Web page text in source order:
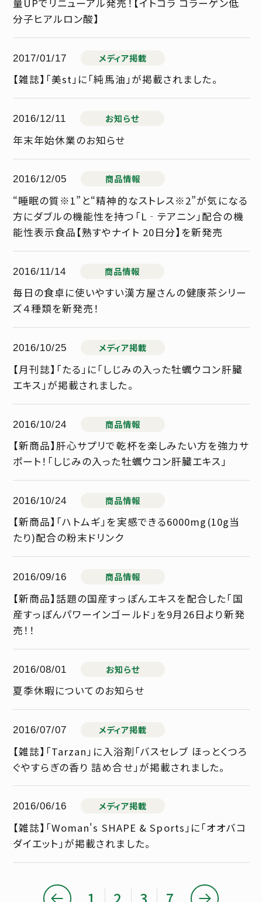
量UPでリニューアル発売！【イトコラ コラーゲン低
分子ヒアルロン酸】
2017/01/17 メディア掲載
【雑誌】「美st」に「純馬油」が掲載されました。
2016/12/11 お知らせ
年末年始休業のお知らせ
2016/12/05 商品情報
“睡眠の質※1”と“精神的なストレス※2”が気になる
方にダブルの機能性を持つ「L‐テアニン」配合の機
能性表示食品【熟すやナイト 20日分】を新発売
2016/11/14 商品情報
毎日の食卓に使いやすい漢方屋さんの健康茶シリー
ズ４種類を新発売！
2016/10/25 メディア掲載
【月刊誌】「たる」に「しじみの入った牡蠣ウコン肝臓
エキス」が掲載されました。
2016/10/24 商品情報
【新商品】肝心サプリで乾杯を楽しみたい方を強力サ
ポート！「しじみの入った牡蠣ウコン肝臓エキス」
2016/10/24 商品情報
【新商品】「ハトムギ」を実感できる6000mg(10g当
たり)配合の粉末ドリンク
2016/09/16 商品情報
【新商品】話題の国産すっぽんエキスを配合した「国
産すっぽんパワーインゴールド」を9月26日より新発
売！！
2016/08/01 お知らせ
夏季休暇についてのお知らせ
2016/07/07 メディア掲載
【雑誌】「Tarzan」に入浴剤「バスセレブ ほっとくつろ
ぐやすらぎの香り 詰め合せ」が掲載されました。
2016/06/16 メディア掲載
【雑誌】「Woman's SHAPE & Sports」に「オオバコ
ダイエット」が掲載されました。